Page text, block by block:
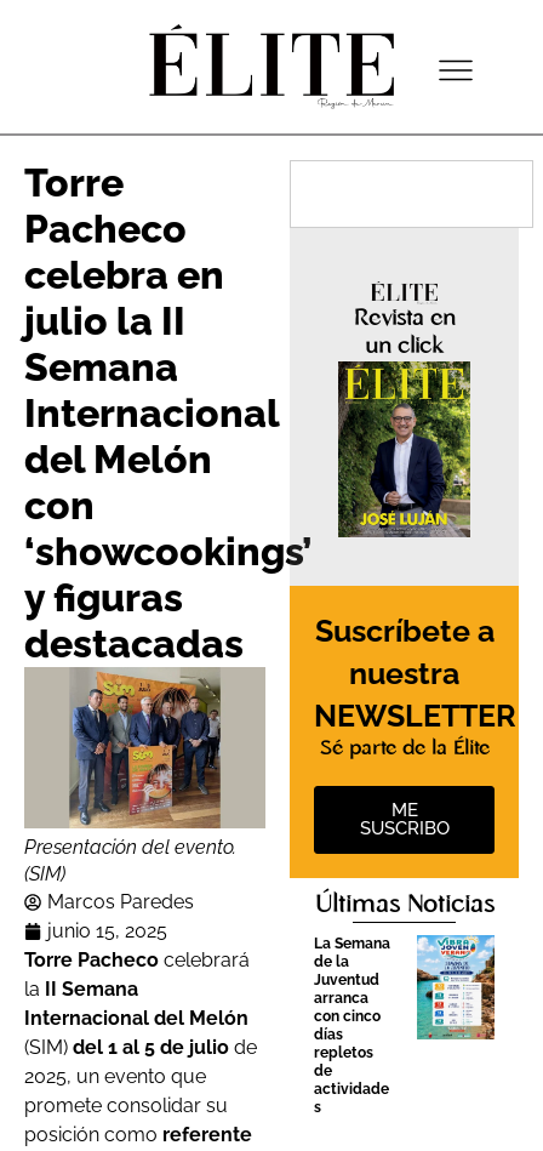
Torre
Pacheco
celebra en
julio la II
Semana
Internacional
del Melón
con
‘showcookings’
y figuras
destacadas
Presentación del evento.
(SIM)
Marcos Paredes
junio 15, 2025
Torre Pacheco celebrará
la II Semana
Internacional del Melón
(SIM) del 1 al 5 de julio de
2025, un evento que
promete consolidar su
posición como referente
Revista en
un click
Suscríbete a
nuestra
NEWSLETTER
Sé parte de la Élite
ME
SUSCRIBO
Últimas Noticias
La Semana
de la
Juventud
arranca
con cinco
días
repletos
de
actividade
s